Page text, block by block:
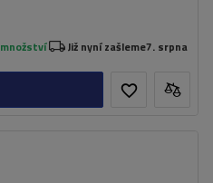
Již nyní zašleme7. srpna